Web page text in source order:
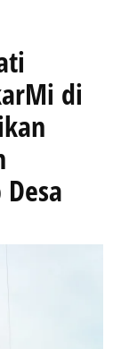
di